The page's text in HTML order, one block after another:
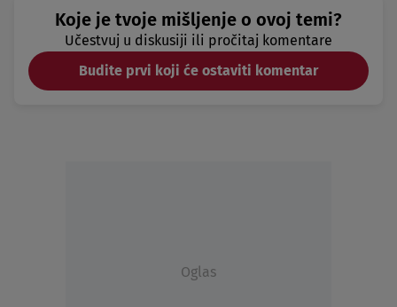
Koje je tvoje mišljenje o ovoj temi?
Učestvuj u diskusiji ili pročitaj komentare
Budite prvi koji će ostaviti komentar
Oglas